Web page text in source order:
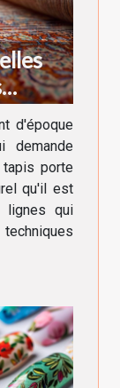
d'époque
demande
porte
qu'il est
lignes qui